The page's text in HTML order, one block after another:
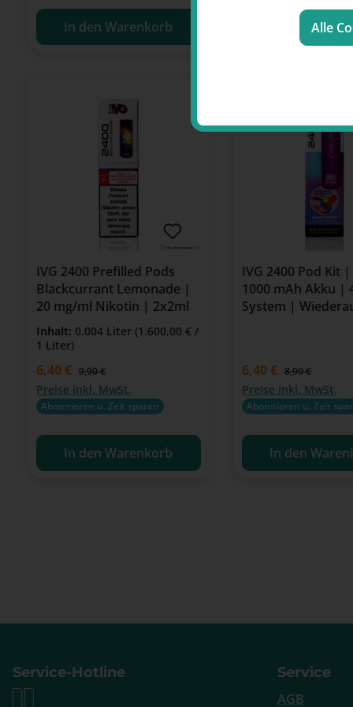
In den Warenkorb In den
IVG 2400 Prefilled Pods
Blackcurrant Lemonade |
20 mg/ml Nikotin | 2x2ml
Inhalt: 0.004 Liter (1.600,00 € /
1 Liter)
Verkaufspreis:
6,40 € Regulärer Preis:
9,90 €
Preise inkl. MwSt.
Abonnieren u. Zeit sparen
In den Warenkorb
IVG 2400 Pod Kit
1000 mAh Akku |
System |
Verkaufspreis:
6,40 € Regulärer Preis:
8,90 €
Preise inkl. MwSt.
Abonnieren u. Zeit
In den
Service-Hotline
Service
AGB
Alle